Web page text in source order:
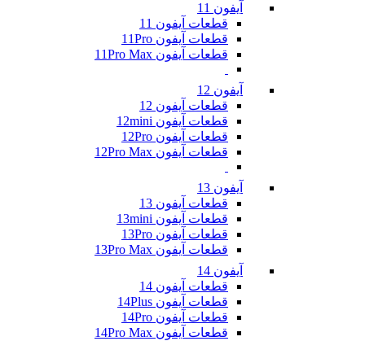
آیفون 11
قطعات آیفون 11
قطعات آیفون 11Pro
قطعات آیفون 11Pro Max
آیفون 12
قطعات آیفون 12
قطعات آیفون 12mini
قطعات آیفون 12Pro
قطعات آیفون 12Pro Max
آیفون 13
قطعات آیفون 13
قطعات آیفون 13mini
قطعات آیفون 13Pro
قطعات آیفون 13Pro Max
آیفون 14
قطعات آیفون 14
قطعات آیفون 14Plus
قطعات آیفون 14Pro
قطعات آیفون 14Pro Max